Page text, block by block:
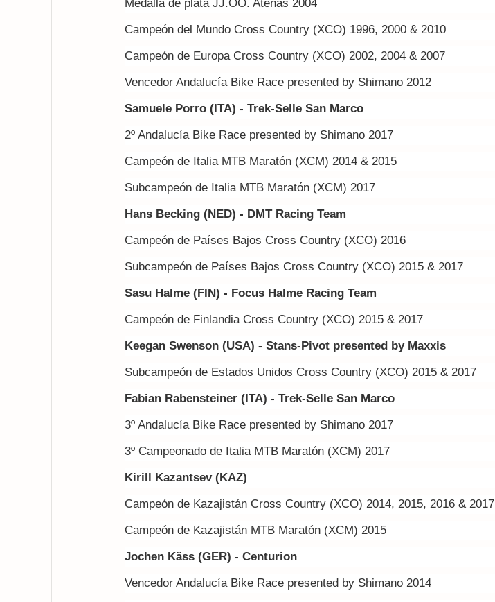
Medalla de plata JJ.OO. Atenas 2004
Campeón del Mundo Cross Country (XCO) 1996, 2000 & 2010
Campeón de Europa Cross Country (XCO) 2002, 2004 & 2007
Vencedor Andalucía Bike Race presented by Shimano 2012
Samuele Porro (ITA) - Trek-Selle San Marco
2º Andalucía Bike Race presented by Shimano 2017
Campeón de Italia MTB Maratón (XCM) 2014 & 2015
Subcampeón de Italia MTB Maratón (XCM) 2017
Hans Becking (NED) - DMT Racing Team
Campeón de Países Bajos Cross Country (XCO) 2016
Subcampeón de Países Bajos Cross Country (XCO) 2015 & 2017
Sasu Halme (FIN) - Focus Halme Racing Team
Campeón de Finlandia Cross Country (XCO) 2015 & 2017
Keegan Swenson (USA) - Stans-Pivot presented by Maxxis
Subcampeón de Estados Unidos Cross Country (XCO) 2015 & 2017
Fabian Rabensteiner (ITA) - Trek-Selle San Marco
3º Andalucía Bike Race presented by Shimano 2017
3º Campeonado de Italia MTB Maratón (XCM) 2017
Kirill Kazantsev (KAZ)
Campeón de Kazajistán Cross Country (XCO) 2014, 2015, 2016 & 2017
Campeón de Kazajistán MTB Maratón (XCM) 2015
Jochen Käss (GER) - Centurion
Vencedor Andalucía Bike Race presented by Shimano 2014